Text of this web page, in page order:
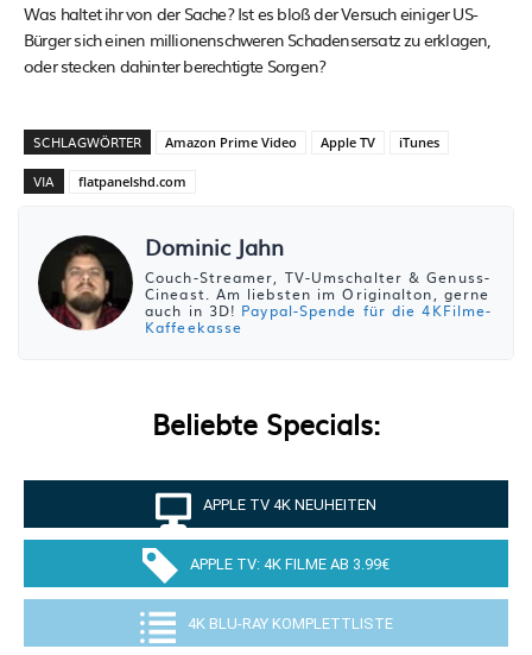
Was haltet ihr von der Sache? Ist es bloß der Versuch einiger US-
Bürger sich einen millionenschweren Schadensersatz zu erklagen,
oder stecken dahinter berechtigte Sorgen?
SCHLAGWÖRTER Amazon Prime Video Apple TV iTunes
VIA flatpanelshd.com
Dominic Jahn
Couch-Streamer, TV-Umschalter & Genuss-
Cineast. Am liebsten im Originalton, gerne
auch in 3D! Paypal-Spende für die 4KFilme-
Kaffeekasse
Beliebte Specials:
APPLE TV 4K NEUHEITEN
APPLE TV: 4K FILME AB 3.99€
4K BLU-RAY KOMPLETTLISTE